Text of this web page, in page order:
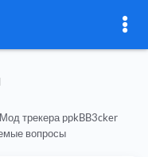
Мод трекера ppkBB3cker
вопросы